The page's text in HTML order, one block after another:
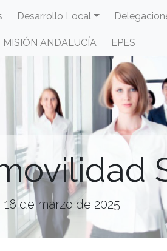
Desarrollo Local
MISIÓN ANDALUCÍA EPES
18 de marzo de 2025